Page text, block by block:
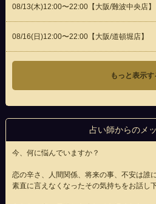
08/13(木)12:00〜22:00【大阪/難波中央店】
08/16(日 )12:00〜22:00【大阪/道頓堀店】
もっと表示す
占い師からのメ
今、何に悩んでいますか？
恋の辛さ、人間関係、将来の事、不安は誰
素直に言えなくなったその気持ちをお話し下